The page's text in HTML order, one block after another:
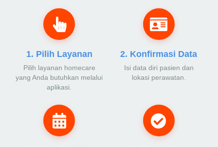
1. Pilih Layanan
Pilih layanan homecare
yang Anda butuhkan melalui
aplikasi.
2. Konfirmasi Data
Isi data diri pasien dan
lokasi perawatan.